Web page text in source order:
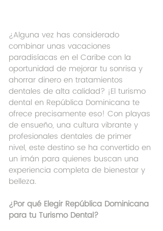
¿Alguna vez has considerado
combinar unas vacaciones
paradisíacas en el Caribe con la
oportunidad de mejorar tu sonrisa y
ahorrar dinero en tratamientos
dentales de alta calidad? ¡El turismo
dental en República Dominicana te
ofrece precisamente eso! Con playas
de ensueño, una cultura vibrante y
profesionales dentales de primer
nivel, este destino se ha convertido en
un imán para quienes buscan una
experiencia completa de bienestar y
belleza.
¿Por qué Elegir República Dominicana
para tu Turismo Dental?